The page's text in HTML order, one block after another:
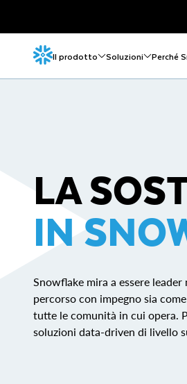
Il prodotto Soluzioni Perché
LA
IN
Snowflake mira a essere
percorso con impegno sia
tutte le comunità in cui opera.
soluzioni data-driven di livello